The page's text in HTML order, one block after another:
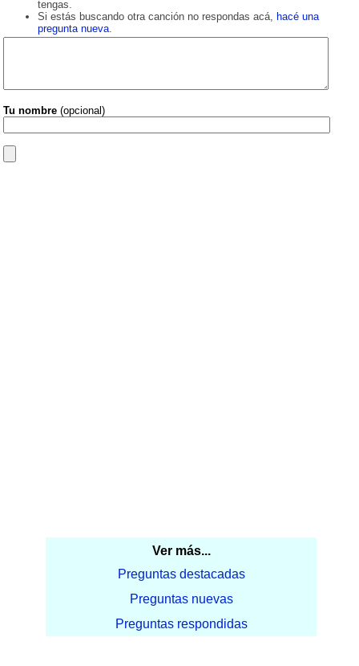
tengas.
Si estás buscando otra canción no respondas acá, hacé una
pregunta nueva.
Tu nombre (opcional)
Ver más...
Preguntas destacadas
Preguntas nuevas
Preguntas respondidas